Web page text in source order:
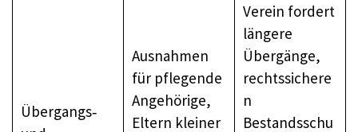
Übergangs‑
Ausnahmen
für pflegende
Angehörige,
Eltern kleiner
Verein fordert
längere
Übergänge,
rechtssichere
n
Bestandsschu